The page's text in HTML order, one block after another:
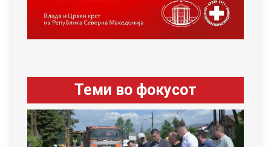
Теми во фокусот